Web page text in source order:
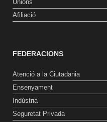
Unions
Afiliació
FEDERACIONS
Atenció a la Ciutadania
Ensenyament
Indústria
Seguretat Privada